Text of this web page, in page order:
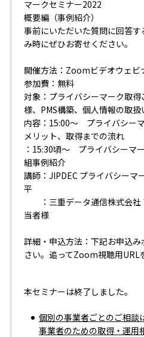
マークセミナー2022
概要編（事例紹介）
事前にいただいた質問に回答
み時にぜひお寄せください。
開催方法：Zoomビデオウェビ
参加費：無料
対象：プライバシーマーク取
様、PMS構築、個人情報の取
内容：15:00～ プライバシー
メリット、取得までの流れ
：15:30頃～ プライバシーマ
組事例紹介
講師：JIPDEC プライバシーマ
平
：三重データ通信株式会社
当者様
詳細・申込方法：下記お申込
さい。追ってZoom視聴用URL
本セミナーは終了しました。
個別の事業者ごとのご相
事業者のための取得・運用